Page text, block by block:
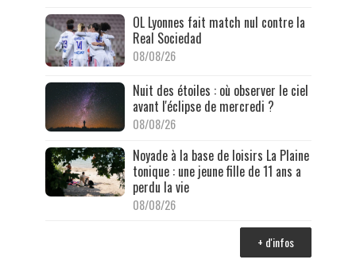
OL Lyonnes fait match nul contre la
Real Sociedad
08/08/26
Nuit des étoiles : où observer le ciel
avant l'éclipse de mercredi ?
08/08/26
Noyade à la base de loisirs La Plaine
tonique : une jeune fille de 11 ans a
perdu la vie
08/08/26
+ d'infos